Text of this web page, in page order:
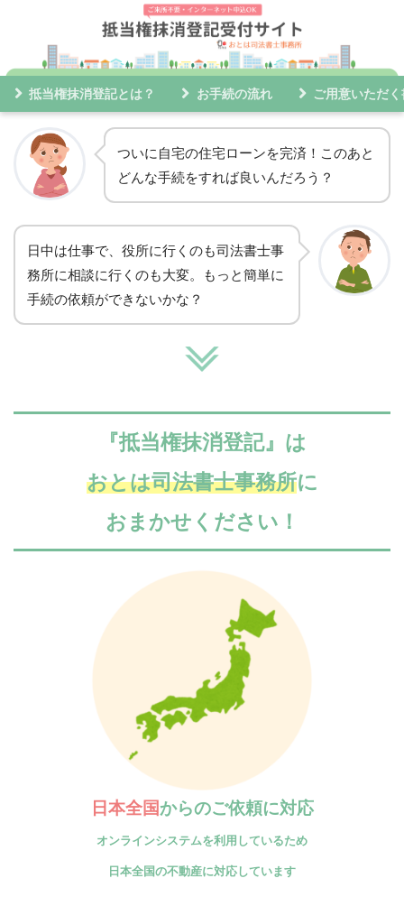
抵当権抹消登記とは？ お手続の流れ ご用意いただ
ついに自宅の住宅ローンを完済！このあと
どんな手続をすれば良いんだろう？
日中は仕事で、役所に行くのも司法書士事
務所に相談に行くのも大変。もっと簡単に
手続の依頼ができないかな？
『抵当権抹消登記』 は
おとは司法書士事務所に
おまかせください！
日本全国からのご依頼に対応
オンラインシステムを利用しているため
日本全国の不動産に対応しています